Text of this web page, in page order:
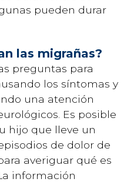
pueden durar
las migrañas?
preguntas para
los síntomas y
una atención
Es posible
hijo que lleve un
de dolor de
averiguar qué es
información